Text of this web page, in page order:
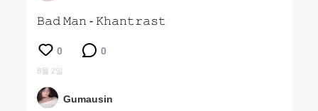
𝙱𝚊𝚍 𝙼𝚊𝚗 - 𝙺𝚑𝚊𝚗𝚝𝚛𝚊𝚜𝚝
0 0
8월 2일
Gumausin